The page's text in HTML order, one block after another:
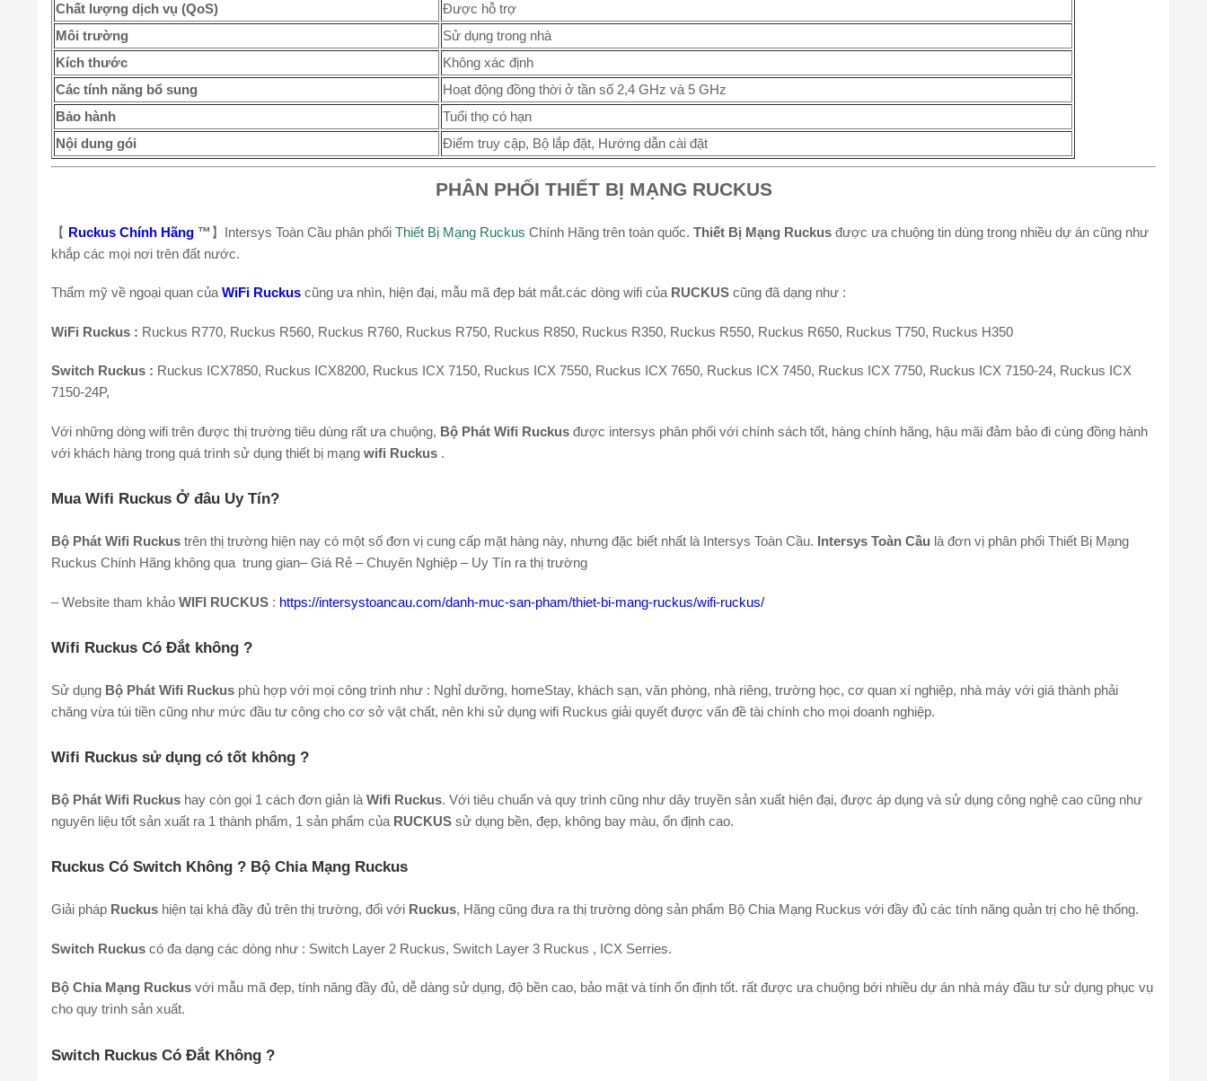
Chất lượng dịch vụ (QoS)
Được hỗ trợ
Môi trường
Sử dụng trong nhà
Kích thước
Không xác định
Các tính năng bổ sung
Hoạt động đồng thời ở tần số 2,4 GHz và 5 GHz
Bảo hành
Tuổi thọ có hạn
Nội dung gói
Điểm truy cập, Bộ lắp đặt, Hướng dẫn cài đặt
PHÂN PHỐI THIẾT BỊ MẠNG RUCKUS
【 Ruckus Chính Hãng ™】Intersys Toàn Cầu phân phối Thiết Bị Mạng Ruckus Chính Hãng trên toàn quốc. Thiết Bị Mạng Ruckus được ưa chuộng tin dùng trong nhiều dự án cũng như
khắp các mọi nơi trên đất nước.
Thẩm mỹ về ngoại quan củaWiFi Ruckus cũng ưa nhìn, hiện đại, mẫu mã đẹp bát mắt.các dòng wifi củaRUCKUS cũng đã dạng như :
WiFi Ruckus : Ruckus R770, Ruckus R560, Ruckus R760, Ruckus R750, Ruckus R850, Ruckus R350, Ruckus R550, Ruckus R650, Ruckus T750, Ruckus H350
Switch Ruckus : Ruckus ICX7850, Ruckus ICX8200, Ruckus ICX 7150, Ruckus ICX 7550, Ruckus ICX 7650, Ruckus ICX 7450, Ruckus ICX 7750, Ruckus ICX 7150-24, Ruckus ICX
7150-24P,
Với những dòng wifi trên được thị trường tiêu dùng rất ưa chuộng, Bộ Phát Wifi Ruckus được intersys phân phối với chính sách tốt, hàng chính hãng, hậu mãi đảm bảo đi cùng đồng hành
với khách hàng trong quá trình sử dụng thiết bị mạng wifi Ruckus .
Mua Wifi Ruckus Ở đâu Uy Tín?
Bộ Phát Wifi Ruckus trên thị trường hiện nay có một số đơn vị cung cấp mặt hàng này, nhưng đặc biết nhất là Intersys Toàn Cầu. Intersys Toàn Cầu là đơn vị phân phối Thiết Bị Mạng
Ruckus Chính Hãng không qua trung gian– Giá Rẻ – Chuyên Nghiệp – Uy Tín ra thị trường
– Website tham khảo WIFI RUCKUS : https://intersystoancau.com/danh-muc-san-pham/thiet-bi-mang-ruckus/wifi-ruckus/
Wifi Ruckus Có Đắt không ?
Sử dụng Bộ Phát Wifi Ruckus phù hợp với mọi công trình như : Nghỉ dưỡng, homeStay, khách sạn, văn phòng, nhà riêng, trường học, cơ quan xí nghiệp, nhà máy với giá thành phải
chăng vừa túi tiền cũng như mức đầu tư công cho cơ sở vật chất, nên khi sử dụng wifi Ruckus giải quyết được vấn đề tài chính cho mọi doanh nghiệp.
Wifi Ruckus sử dụng có tốt không ?
Bộ Phát Wifi Ruckus hay còn gọi 1 cách đơn giản là Wifi Ruckus. Với tiêu chuẩn và quy trình cũng như dây truyền sản xuất hiện đại, được áp dụng và sử dụng công nghệ cao cũng như
nguyên liệu tốt sản xuất ra 1 thành phẩm, 1 sản phẩm của RUCKUS sử dụng bền, đẹp, không bay màu, ổn định cao.
Ruckus Có Switch Không ? Bộ Chia Mạng Ruckus
Giải pháp Ruckus hiện tại khá đầy đủ trên thị trường, đối với Ruckus, Hãng cũng đưa ra thị trường dòng sản phẩm Bộ Chia Mạng Ruckus với đầy đủ các tính năng quản trị cho hệ thống.
Switch Ruckus có đa dạng các dòng như : Switch Layer 2 Ruckus, Switch Layer 3 Ruckus , ICX Serries.
Bộ Chia Mạng Ruckus với mẫu mã đẹp, tính năng đầy đủ, dễ dàng sử dụng, độ bền cao, bảo mật và tính ổn định tốt. rất được ưa chuộng bới nhiều dự án nhà máy đầu tư sử dụng phục vụ
cho quy trình sản xuất.
Switch Ruckus Có Đắt Không ?